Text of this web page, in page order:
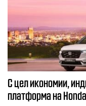
С цел икономии,
платформа на Honda